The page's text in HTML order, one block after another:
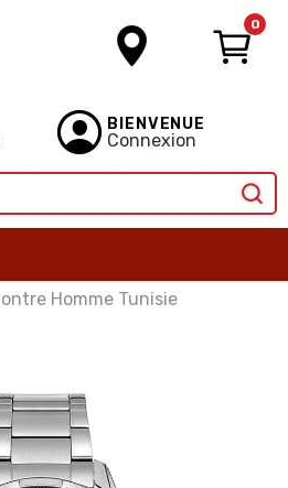
0
BIENVENUE
Connexion
Homme Tunisie